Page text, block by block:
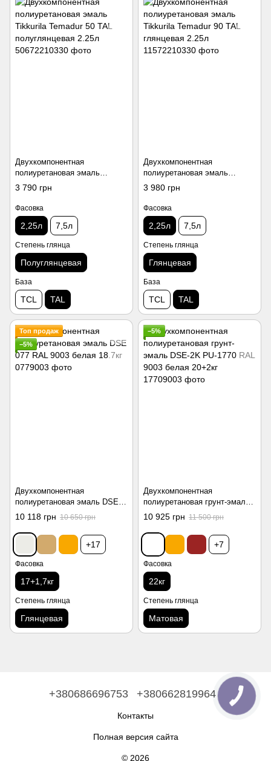
Двухкомпонентная
полиуретановая эмаль
Tikkurila Temadur 50 TAL
полуглянцевая 2.25л
3 790 грн
Фасовка
2,25л 7,5л
Степень глянца
Полуглянцевая
База
TCL TAL
Двухкомпонентная
полиуретановая эмаль
Tikkurila Temadur 90 TAL
глянцевая 2.25л
3 980 грн
Фасовка
2,25л 7,5л
Степень глянца
Глянцевая
База
TCL TAL
Топ продаж
−5%
Двухкомпонентная
полиуретановая эмаль DSE
077 RAL 9003 белая 18.7кг
10 118 грн 10 650 грн
+17
Фасовка
17+1,7кг
Степень глянца
Глянцевая
−5%
Двухкомпонентная
полиуретановая грунт-эмаль
DSE-2K PU-1770 RAL 9003
белая 20+2кг
10 925 грн 11 500 грн
+7
Фасовка
22кг
Степень глянца
Матовая
+380686696753 +380662819964
Контакты
Полная версия сайта
© 2026